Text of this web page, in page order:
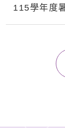
115學年度